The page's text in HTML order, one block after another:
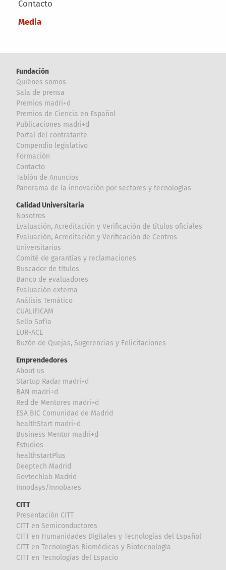
Contacto
Media
Fundación
Quiénes somos
Sala de prensa
Premios madri+d
Premios de Ciencia en Español
Publicaciones madri+d
Portal del contratante
Compendio legislativo
Formación
Contacto
Tablón de Anuncios
Panorama de la innovación por sectores y tecnologías
Calidad Universitaria
Nosotros
Evaluación, Acreditación y Verificación de títulos oficiales
Evaluación, Acreditación y Verificación de Centros
Universitarios
Comité de garantías y reclamaciones
Buscador de títulos
Banco de evaluadores
Evaluación externa
Análisis Temático
CUALIFICAM
Sello Sofía
EUR-ACE
Buzón de Quejas, Sugerencias y Felicitaciones
Emprendedores
About us
Startup Radar madri+d
BAN madri+d
Red de Mentores madri+d
ESA BIC Comunidad de Madrid
healthStart madri+d
Business Mentor madri+d
Estudios
healthstartPlus
Deeptech Madrid
Govtechlab Madrid
Innodays/Innobares
CITT
Presentación CITT
CITT en Semiconductores
CITT en Humanidades Digitales y Tecnologías del Español
CITT en Tecnologías Biomédicas y Biotecnología
CITT en Tecnologías del Espacio